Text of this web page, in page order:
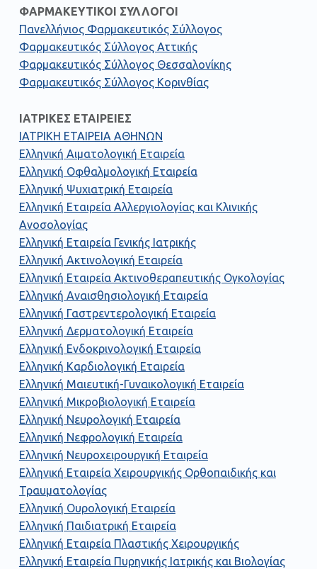
ΦΑΡΜΑΚΕΥΤΙΚΟΙ ΣΥΛΛΟΓΟΙ
Πανελλήνιος Φαρμακευτικός Σύλλογος
Φαρμακευτικός Σύλλογος Αττικής
Φαρμακευτικός Σύλλογος Θεσσαλονίκης
Φαρμακευτικός Σύλλογος Κορινθίας
ΙΑΤΡΙΚΕΣ ΕΤΑΙΡΕΙΕΣ
ΙΑΤΡΙΚΗ ΕΤΑΙΡΕΙΑ ΑΘΗΝΩΝ
Ελληνική Αιματολογική Εταιρεία
Ελληνική Οφθαλμολογική Εταιρεία
Ελληνική Ψυχιατρική Εταιρεία
Ελληνική Εταιρεία Αλλεργιολογίας και Κλινικής
Ανοσολογίας
Ελληνική Εταιρεία Γενικής Ιατρικής
Ελληνική Ακτινολογική Εταιρεία
Ελληνική Εταιρεία Ακτινοθεραπευτικής Ογκολογίας
Ελληνική Αναισθησιολογική Εταιρεία
Ελληνική Γαστρεντερολογική Εταιρεία
Ελληνική Δερματολογική Εταιρεία
Ελληνική Ενδοκρινολογική Εταιρεία
Ελληνική Καρδιολογική Εταιρεία
Ελληνική Μαιευτική-Γυναικολογική Εταιρεία
Ελληνική Μικροβιολογική Εταιρεία
Ελληνική Νευρολογική Εταιρεία
Ελληνική Νεφρολογική Εταιρεία
Ελληνική Νευροχειρουργική Εταιρεία
Ελληνική Εταιρεία Χειρουργικής Ορθοπαιδικής και
Τραυματολογίας
Ελληνική Ουρολογική Εταιρεία
Ελληνική Παιδιατρική Εταιρεία
Ελληνική Εταιρεία Πλαστικής Χειρουργικής
Ελληνική Εταιρεία Πυρηνικής Ιατρικής και Βιολογίας